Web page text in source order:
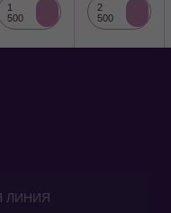
1
500
2
500
ЛИНИЯ